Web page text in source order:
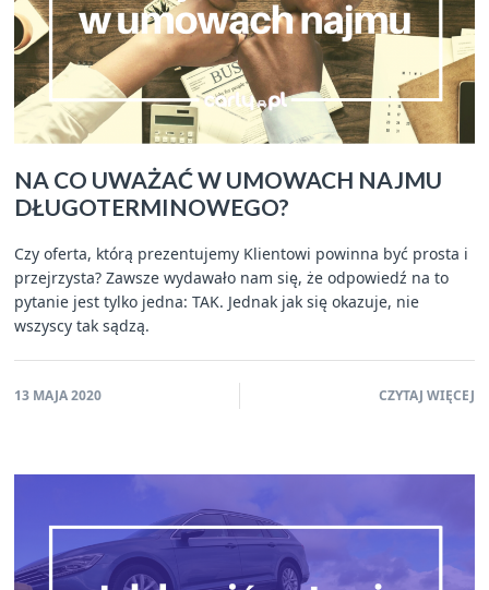
NA CO UWAŻAĆ W UMOWACH NAJMU
DŁUGOTERMINOWEGO?
Czy oferta, którą prezentujemy Klientowi powinna być prosta i
przejrzysta? Zawsze wydawało nam się, że odpowiedź na to
pytanie jest tylko jedna: TAK. Jednak jak się okazuje, nie
wszyscy tak sądzą.
13 MAJA 2020 CZYTAJ WIĘCEJ